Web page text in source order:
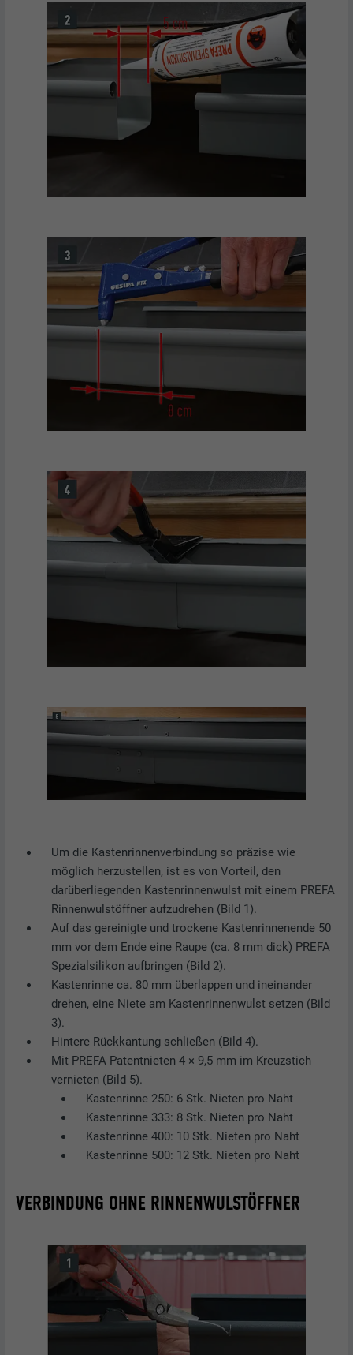
Um die Kastenrinnenverbindung so präzise wie
möglich herzustellen, ist es von Vorteil, den
darüberliegenden Kastenrinnenwulst mit einem PREFA
Rinnenwulstöffner aufzudrehen (Bild 1).
Auf das gereinigte und trockene Kastenrinnenende 50
mm vor dem Ende eine Raupe (ca. 8 mm dick) PREFA
Spezialsilikon aufbringen (Bild 2).
Kastenrinne ca. 80 mm überlappen und ineinander
drehen, eine Niete am Kastenrinnenwulst setzen (Bild
3).
Hintere Rückkantung schließen (Bild 4).
Mit PREFA Patentnieten 4 × 9,5 mm im Kreuzstich
vernieten (Bild 5).
Kastenrinne 250: 6 Stk. Nieten pro Naht
Kastenrinne 333: 8 Stk. Nieten pro Naht
Kastenrinne 400: 10 Stk. Nieten pro Naht
Kastenrinne 500: 12 Stk. Nieten pro Naht
VERBINDUNG OHNE RINNENWULSTÖFFNER